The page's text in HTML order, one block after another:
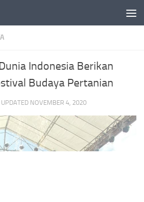
Indonesia Berikan
Budaya Pertanian
UPDATED NOVEMBER 4, 2020